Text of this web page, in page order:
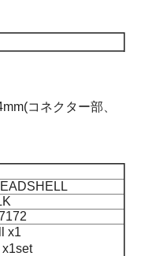
コネクター部、
x1
x1set